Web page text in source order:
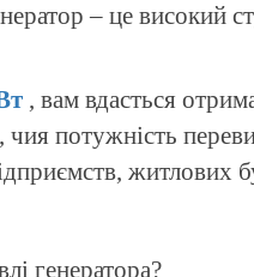
– це високий
, вам вдасться
потужність
житлових
генератора?